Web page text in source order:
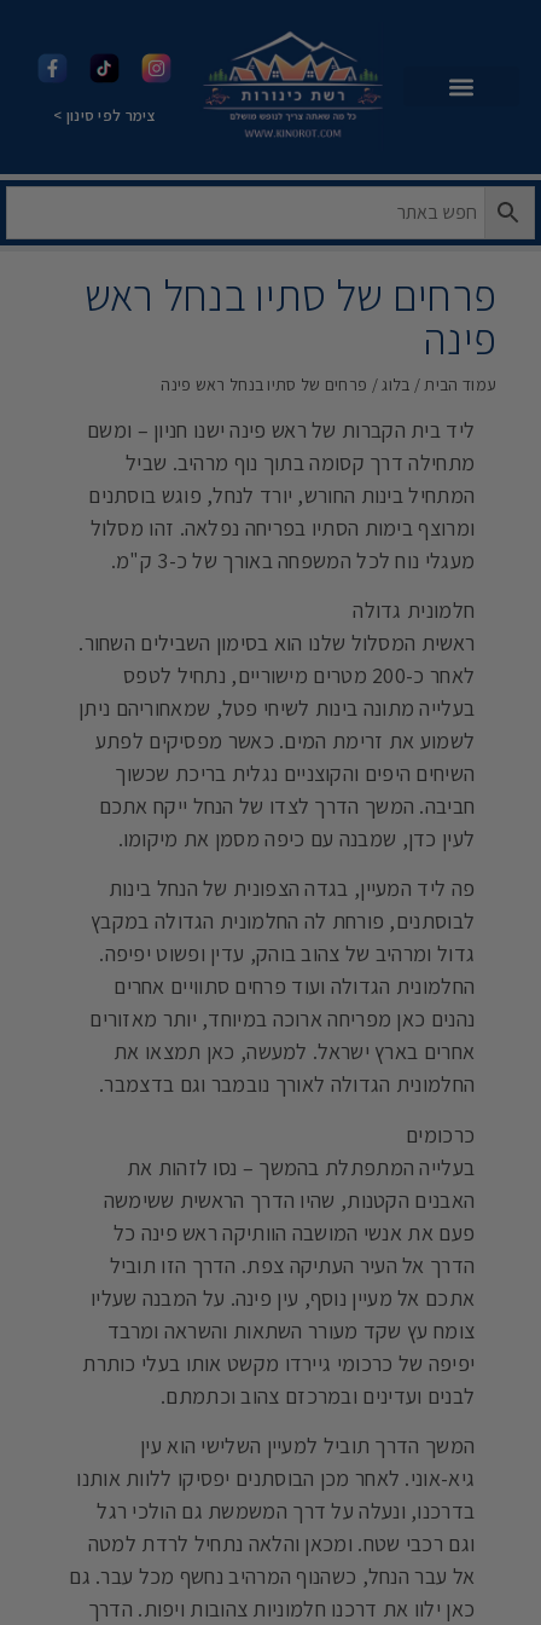
צימר לפי סינון >
פרחים של סתיו בנחל ראש
פינה
עמוד הבית/ בלוג/ פרחים של סתיו בנחל ראש פינה
ליד בית הקברות של ראש פינה ישנו חניון – ומשם
מתחילה דרך קסומה בתוך נוף מרהיב. שביל
המתחיל בינות החורש, יורד לנחל, פוגש בוסתנים
ומרוצף בימות הסתיו בפריחה נפלאה. זהו מסלול
מעגלי נוח לכל המשפחה באורך של כ-3 ק"מ.
חלמונית גדולה
ראשית המסלול שלנו הוא בסימון השבילים השחור.
לאחר כ-200 מטרים מישוריים, נתחיל לטפס
בעלייה מתונה בינות לשיחי פטל, שמאחוריהם ניתן
לשמוע את זרימת המים. כאשר מפסיקים לפתע
השיחים היפים והקוצניים נגלית בריכת שכשוך
חביבה. המשך הדרך לצדו של הנחל ייקח אתכם
לעין כדן, שמבנה עם כיפה מסמן את מיקומו.
פה ליד המעיין, בגדה הצפונית של הנחל בינות
לבוסתנים, פורחת לה החלמונית הגדולה במקבץ
גדול ומרהיב של צהוב בוהק, עדין ופשוט יפיפה.
החלמונית הגדולה ועוד פרחים סתוויים אחרים
נהנים כאן מפריחה ארוכה במיוחד, יותר מאזורים
אחרים בארץ ישראל. למעשה, כאן תמצאו את
החלמונית הגדולה לאורך נובמבר וגם בדצמבר.
כרכומים
בעלייה המתפתלת בהמשך – נסו לזהות את
האבנים הקטנות, שהיו הדרך הראשית ששימשה
פעם את אנשי המושבה הוותיקה ראש פינה כל
הדרך אל העיר העתיקה צפת. הדרך הזו תוביל
אתכם אל מעיין נוסף, עין פינה. על המבנה שעליו
צומח עץ שקד מעורר השתאות והשראה ומרבד
יפיפה של כרכומי גיירדו מקשט אותו בעלי כותרת
לבנים ועדינים ובמרכזם צהוב וכתמתם.
המשך הדרך תוביל למעיין השלישי הוא עין
גיא-אוני. לאחר מכן הבוסתנים יפסיקו ללוות אותנו
בדרכנו, ונעלה על דרך המשמשת גם הולכי רגל
וגם רכבי שטח. ומכאן והלאה נתחיל לרדת למטה
אל עבר הנחל, כשהנוף המרהיב נחשף מכל עבר. גם
כאן ילוו את דרכנו חלמוניות צהובות ויפות. הדרך